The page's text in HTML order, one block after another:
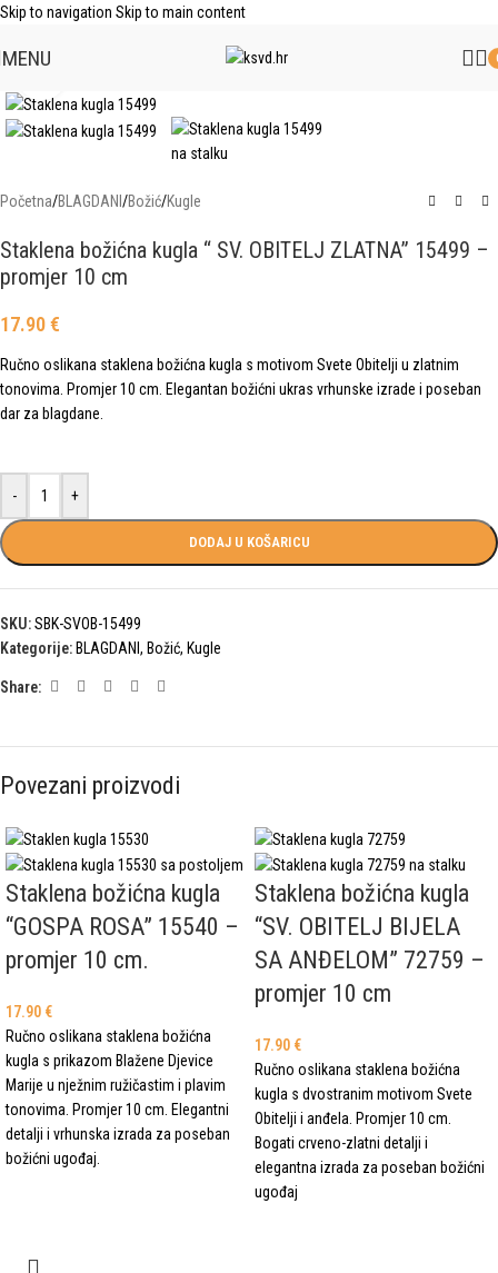
Skip to navigation Skip to main content
MENU
Početna/BLAGDANI /Božić/Kugle
Staklena božićna kugla “ SV. OBITELJ ZLATNA” 15499 –
promjer 10 cm
17.90€
Ručno oslikana staklena božićna kugla s motivom Svete Obitelji u zlatnim
tonovima. Promjer 10 cm. Elegantan božićni ukras vrhunske izrade i poseban
dar za blagdane.
- +
DODAJ U KOŠARICU
SKU:SBK-SVOB-15499
Kategorije: BLAGDANI , Božić, Kugle
Share:
Povezani proizvodi
Staklena božićna kugla
“GOSPA ROSA” 15540 –
promjer 10 cm.
17.90 €
Ručno oslikana staklena božićna
kugla s prikazom Blažene Djevice
Marije u nježnim ružičastim i plavim
tonovima. Promjer 10 cm. Elegantni
detalji i vrhunska izrada za poseban
božićni ugođaj.
Staklena božićna kugla
“SV. OBITELJ BIJELA
SA ANĐELOM” 72759 –
promjer 10 cm
17.90 €
Ručno oslikana staklena božićna
kugla s dvostranim motivom Svete
Obitelji i anđela. Promjer 10 cm.
Bogati crveno-zlatni detalji i
elegantna izrada za poseban božićni
ugođaj